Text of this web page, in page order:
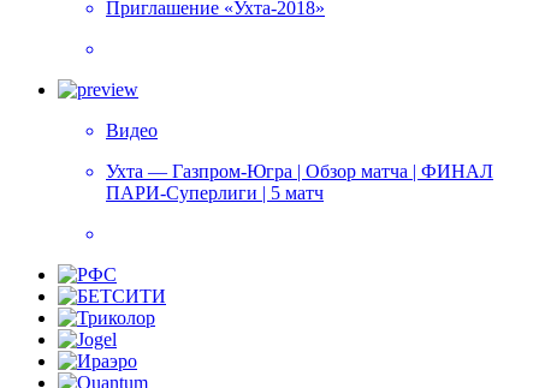
Приглашение «Ухта-2018»
Видео
Ухта — Газпром-Югра | Обзор матча | ФИНАЛ
ПАРИ-Суперлиги | 5 матч